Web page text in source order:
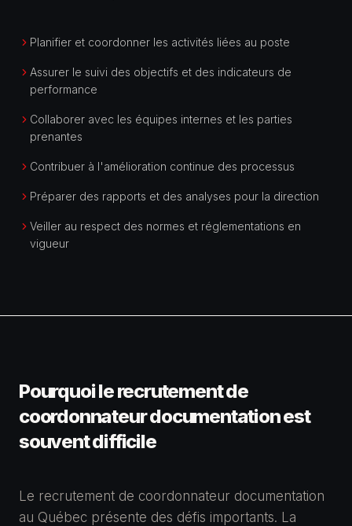
Planifier et coordonner les activités liées au poste
Assurer le suivi des objectifs et des indicateurs de
performance
Collaborer avec les équipes internes et les parties
prenantes
Contribuer à l'amélioration continue des processus
Préparer des rapports et des analyses pour la direction
Veiller au respect des normes et réglementations en
vigueur
Pourquoi le recrutement de
coordonnateur documentation est
souvent difficile
Le recrutement de coordonnateur documentation
au Québec présente des défis importants. La